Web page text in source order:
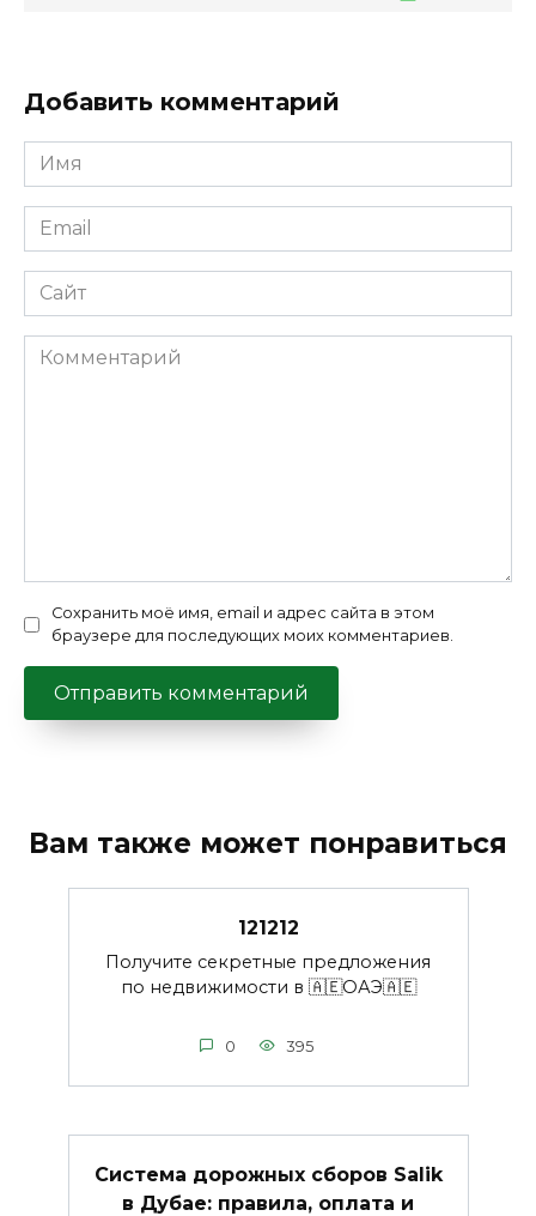
Добавить комментарий
Имя
*
Email
*
Сайт
Комментарий
Сохранить моё имя, email и адрес сайта в этом
браузере для последующих моих комментариев.
Вам также может понравиться
121212
Получите секретные предложения
по недвижимости в 🇦🇪ОАЭ🇦🇪
0 395
Система дорожных сборов Salik
в Дубае: правила, оплата и